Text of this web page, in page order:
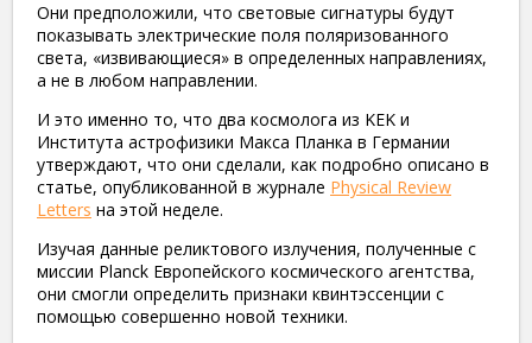
Они предположили, что световые сигнатуры будут
показывать электрические поля поляризованного
света, «извивающиеся» в определенных направлениях,
а не в любом направлении.
И это именно то, что два космолога из KEK и
Института астрофизики Макса Планка в Германии
утверждают, что они сделали, как подробно описано в
статье, опубликованной в журнале Physical Review
Letters на этой неделе.
Изучая данные реликтового излучения, полученные с
миссии Planck Европейского космического агентства,
они смогли определить признаки квинтэссенции с
помощью совершенно новой техники.